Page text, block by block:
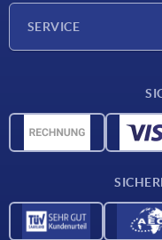
SERVICE
CAD-Daten